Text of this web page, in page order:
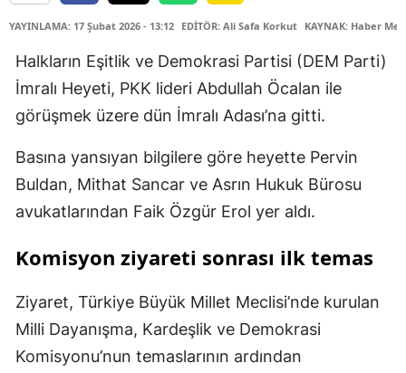
YAYINLAMA: 17 Şubat 2026 - 13:12 EDİTÖR: Ali Safa Korkut KAYNAK: Haber
Halkların Eşitlik ve Demokrasi Partisi (DEM Parti)
İmralı Heyeti, PKK lideri Abdullah Öcalan ile
görüşmek üzere dün İmralı Adası’na gitti.
Basına yansıyan bilgilere göre heyette Pervin
Buldan, Mithat Sancar ve Asrın Hukuk Bürosu
avukatlarından Faik Özgür Erol yer aldı.
Komisyon ziyareti sonrası ilk temas
Ziyaret, Türkiye Büyük Millet Meclisi’nde kurulan
Milli Dayanışma, Kardeşlik ve Demokrasi
Komisyonu’nun temaslarının ardından